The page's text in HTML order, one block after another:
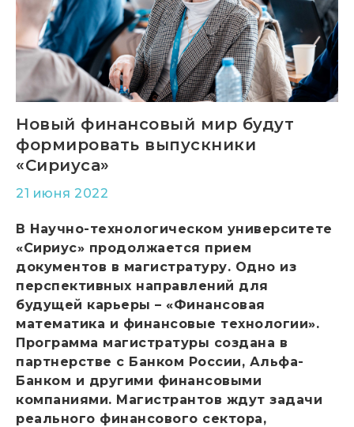
Новый финансовый мир будут
формировать выпускники
«Сириуса»
21 июня 2022
В Научно-технологическом университете
«Сириус» продолжается прием
документов в магистратуру. Одно из
перспективных направлений для
будущей карьеры – «Финансовая
математика и финансовые технологии».
Программа магистратуры создана в
партнерстве с Банком России, Альфа-
Банком и другими финансовыми
компаниями. Магистрантов ждут задачи
реального финансового сектора,